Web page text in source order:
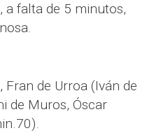
a falta de 5 minutos,
Fran de Urroa (Iván de
de Muros, Óscar